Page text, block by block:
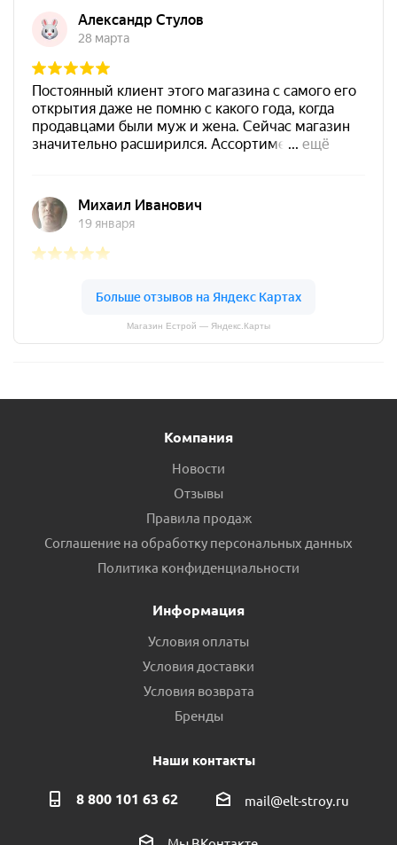
Магазин Естрой — Яндекс.Карты
Компания
Новости
Отзывы
Правила продаж
Соглашение на обработку персональных данных
Политика конфиденциальности
Информация
Условия оплаты
Условия доставки
Условия возврата
Бренды
Наши контакты
8 800 101 63 62 mail@elt-stroy.ru